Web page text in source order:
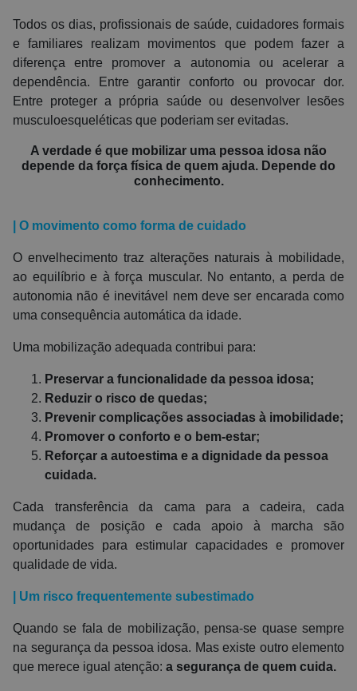
Todos os dias, profissionais de saúde, cuidadores formais
e familiares realizam movimentos que podem fazer a
diferença entre promover a autonomia ou acelerar a
dependência. Entre garantir conforto ou provocar dor.
Entre proteger a própria saúde ou desenvolver lesões
musculoesqueléticas que poderiam ser evitadas.
A verdade é que mobilizar uma pessoa idosa não
depende da força física de quem ajuda. Depende do
conhecimento.
| O movimento como forma de cuidado
O envelhecimento traz alterações naturais à mobilidade,
ao equilíbrio e à força muscular. No entanto, a perda de
autonomia não é inevitável nem deve ser encarada como
uma consequência automática da idade.
Uma mobilização adequada contribui para:
Preservar a funcionalidade da pessoa idosa;
Reduzir o risco de quedas;
Prevenir complicações associadas à imobilidade;
Promover o conforto e o bem-estar;
Reforçar a autoestima e a dignidade da pessoa
cuidada.
Cada transferência da cama para a cadeira, cada
mudança de posição e cada apoio à marcha são
oportunidades para estimular capacidades e promover
qualidade de vida.
| Um risco frequentemente subestimado
Quando se fala de mobilização, pensa-se quase sempre
na segurança da pessoa idosa. Mas existe outro elemento
que merece igual atenção: a segurança de quem cuida.